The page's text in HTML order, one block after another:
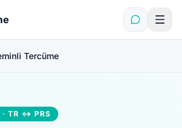
Tercüme
· TR ↔ PRS